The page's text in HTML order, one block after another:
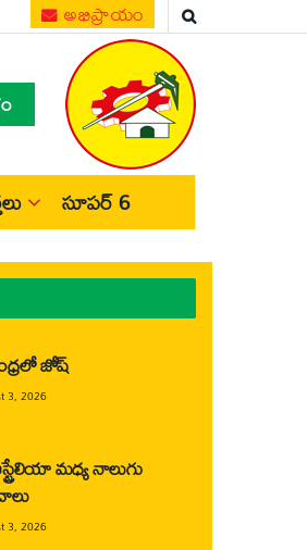
అభిప్రాయం
సూపర్ 6
జోష్
3, 2026
మధ్య నాలుగు
3, 2026